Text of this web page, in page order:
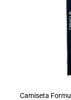
Camiseta